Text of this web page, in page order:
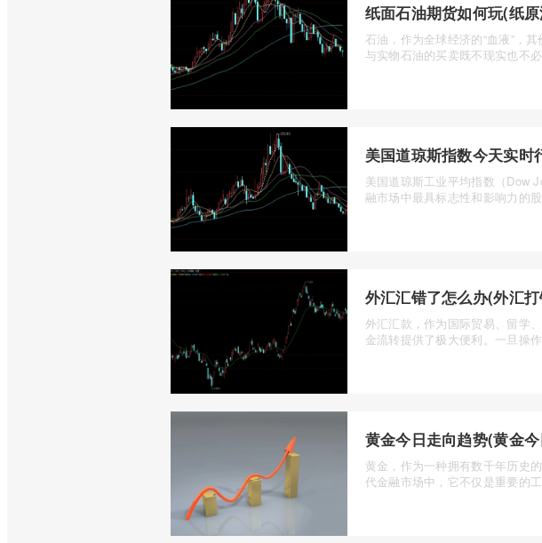
纸面石油期货如何玩(纸
石油，作为全球经济的“血液”，
与实物石油的买卖既不现实也不必
美国道琼斯指数今天实
美国道琼斯工业平均指数（Dow
融市场中最具标志性和影响力的股
外汇汇错了怎么办(外汇
外汇汇款，作为国际贸易、留学
金流转提供了极大便利。一旦操作
黄金今日走向趋势(黄金
黄金，作为一种拥有数千年历史
代金融市场中，它不仅是重要的工